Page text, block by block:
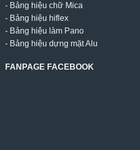
- Bảng hiệu chữ Mica
- Bảng hiệu hiflex
- Bảng hiệu làm Pano
- Bảng hiệu dựng mặt Alu
FANPAGE FACEBOOK